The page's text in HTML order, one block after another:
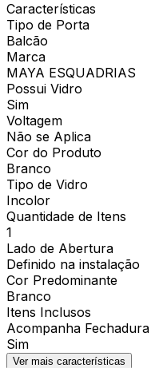
Características
Tipo de Porta
Balcão
Marca
MAYA ESQUADRIAS
Possui Vidro
Sim
Voltagem
Não se Aplica
Cor do Produto
Branco
Tipo de Vidro
Incolor
Quantidade de Itens
1
Lado de Abertura
Definido na instalação
Cor Predominante
Branco
Itens Inclusos
Acompanha Fechadura
Sim
Ver mais características